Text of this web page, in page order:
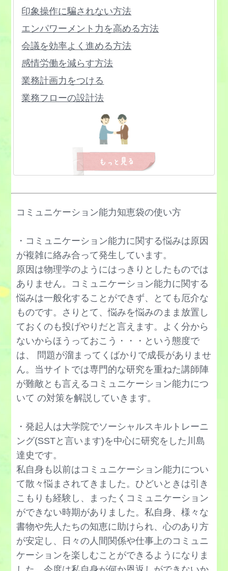
心を整理する方法
孤独感が強い人の対処法
コンプレックスを克服,解消する方法
罪悪感が強い解消する方法を知りたい
挫折経験を乗り越える方法
寂しい,さみしい時の過ごし方
自己愛が強い人への接し方
自己否定をやめる方法
深呼吸のやり方
自己肯定感を高める方法
自己効力感を高める方法
自己嫌悪に陥る,やめる方法
自責の念に駆られる時の対処法
自尊心を高める方法
自分が嫌いを改善する方法
自分らしく生きるコツ
自己受容する方法,やり方
焦燥感への対処法
承認欲求が強い人,なくす方法
ジョハリの窓ゲームのやり方
神経質を治す方法
心配性の治し方
ストレス症状の種類と治し方
ストレス発散,解消法
ストロークの心理的効果,使い方
セルフコンパッション
洗脳,マインドコントロールの解除法
絶望感への対処法
感情表現のトレーニング方法
協調性を身につける
気遣いができる人になる方法
機能不全家族で育った
気まずい関係を改善する方法
共感力を高めるトレーニング方法
協調性がない人への対処法
興味が湧く,持つ方法を知りたい…
拒絶された時の対処法
凝視された時の対処法
空気が読めない,原因と治し方
愚痴を言う人の心理と対策
傾聴力を高めるトレーニング法
結婚生活うまくいかない対処法
断り方が上手になる方法
コミュニティを探す方法
コミュ力を上げる方法,鍛え方
誘い方（夜の営み）
誘い方（デート）
雑談力を上げるトレーニング方法
叱り方のコツ（部下,大人向け）
質問力
自己開示のトレーニング法
自己紹介-婚活中の女性編
自己紹介-婚活中の男性編
印象操作に騙されない方法
エンパワーメント力を高める方法
会議を効率よく進める方法
感情労働を減らす方法
業務計画力をつける
業務フローの設計法
クレーム対応のやり方
決断力をつける方法
行動力がない原因と対策
行動力を高める方法
先延ばし癖の治し方
資格商法を見抜く方法
ジェスチャーのトレーニング方法
仕事が辛い時の過ごし方,対処法
仕事でやる気がでない原因と治し方
仕事に行きたくない時の対処法
仕事のプレッシャーに打ち勝つ方法
失敗が怖い,克服する方法
謝罪の仕方,方法
自己紹介-会社,職場,サークル編
自己紹介,面接就職活動に強くなる
職場のメンタルヘルス
常連客・リピーターを増やす方法
ストレングスモデルを活かす方法
スピーチの構成の仕方,例文
スピーチがうまくなる方法
セクハラ被害への対処法
責任感がない原因,持つ方法
説得力を高める話し方
専門性をアピールする方法
コミュニケーション能力知恵袋の使い方
・コミュニケーション能力に関する悩みは原因
が複雑に絡み合って発生しています。
原因は物理学のようにはっきりとしたものでは
ありません。コミュニケーション能力に関する
悩みは一般化することができず、とても厄介な
ものです。さりとて、悩みを悩みのまま放置し
ておくのも投げやりだと言えます。よく分から
ないからほうっておこう・・・という態度で
は、 問題が溜まってくばかりで成長がありませ
ん。当サイトでは専門的な研究を重ねた講師陣
が難敵とも言えるコミュニケーション能力につ
いて の対策を解説していきます。
・発起人は大学院でソーシャルスキルトレーニ
ング(SSTと言います)を中心に研究をした川島
達史です。
私自身も以前はコミュニケーション能力につい
て散々悩まされてきました。ひどいときは引き
こもりも経験し、まったくコミュニケーション
ができない時期がありました。私自身、様々な
書物や先人たちの知恵に助けられ、心のあり方
が安定し、日々の人間関係や仕事上のコミュニ
ケーションを楽しむことができるようになりま